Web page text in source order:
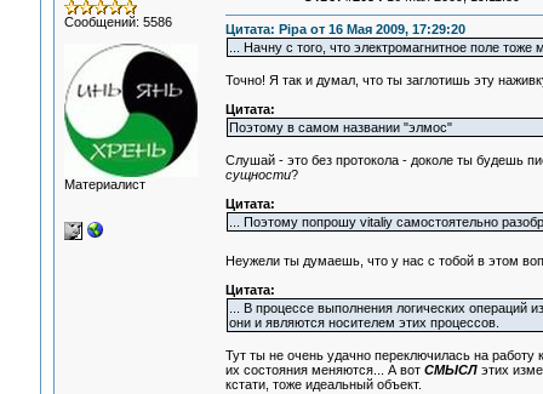
Сообщений: 5586
Материалист
Цитата: Pipa от 16 Мая 2009, 17:29:20
... Начну с того, что электромагнитное поле
Точно! Я так и думал, что ты заглотишь эту
Цитата:
Поэтому в самом названии "элмос"
Слушай - это без протокола - доколе ты будешь
сущности?
Цитата:
... Поэтому попрошу vitaliy самостоятельно
Неужели ты думаешь, что у нас с тобой в этом
Цитата:
... В процессе выполнения логических операций
они и являются носителем этих процессов.
Тут ты не очень удачно переключилась на
их состояния меняются... А вот СМЫСЛэтих
кстати, тоже идеальный объект.